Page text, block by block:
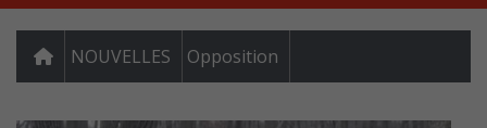
NOUVELLES Opposition